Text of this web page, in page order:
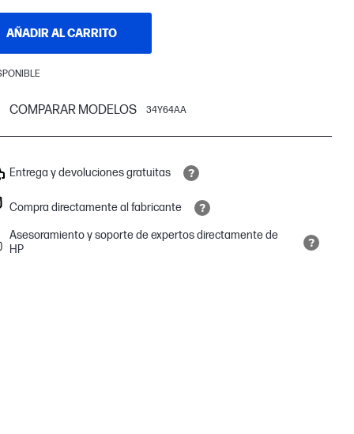
AÑADIR AL CARRITO
COMPARAR MODELOS 34Y64AA
Entrega y devoluciones gratuitas
Compra directamente al fabricante
Asesoramiento y soporte de expertos directamente de
HP